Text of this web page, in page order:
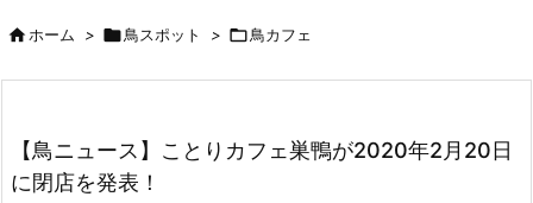


ホーム > 鳥スポット > 鳥カフェ
【鳥ニュース】ことりカフェ巣鴨が2020年2月20日
に閉店を発表！